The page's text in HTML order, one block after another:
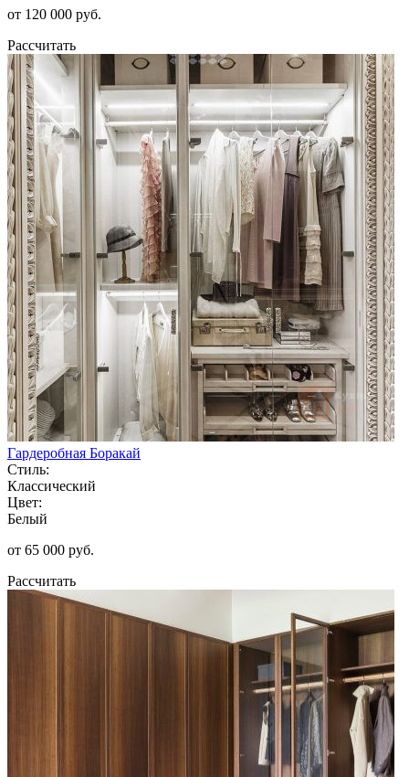
от 120 000 руб.
Рассчитать
Гардеробная Боракай
Стиль:
Классический
Цвет:
Белый
от 65 000 руб.
Рассчитать